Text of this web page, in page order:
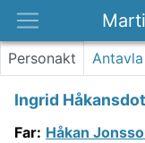
Platser
Om
Personakt Antavla
Ingrid
Far: Håkan